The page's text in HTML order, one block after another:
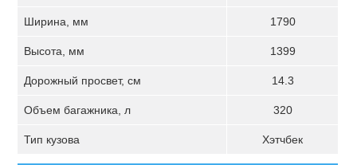
Ширина, мм 1790
Высота, мм 1399
Дорожный просвет, см 14.3
Объем багажника, л 320
Тип кузова Хэтчбек